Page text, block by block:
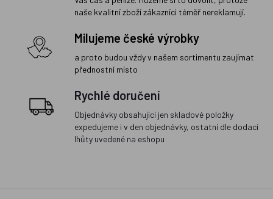
naše kvalitní zboží zákazníci téměř nereklamují.
Milujeme české výrobky
a proto budou vždy v našem sortimentu zaujímat
přednostní místo
Rychlé doručení
Objednávky obsahující jen skladové položky
expedujeme i v den objednávky, ostatní dle dodací
lhůty uvedené na eshopu